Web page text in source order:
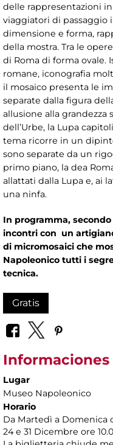
delle rappresentazioni
viaggiatori di passaggio
dimensione e forma,
della mostra. Tra le
di Roma di forma ovale.
romane, iconografia
il mosaico presenta le
separate dalla figura
allusione alla grandezza
dell’Urbe, la Lupa
tema ricorre in un
sono separate da un
primo piano, la dea
allattati dalla Lupa e, ai
una ninfa.
In programma,
incontri con un
di micromosaici che
Napoleonico tutti i
tecnica.
Gratis
Informaciones
Lugar
Museo Napoleonico
Horario
Da Martedì a Domenica
24 e 31 Dicembre ore